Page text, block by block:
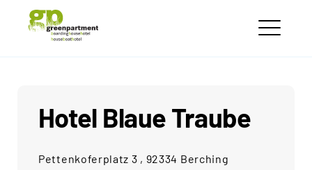
greenpartment
houseboathotels
Hotel Blaue Traube
Pettenkoferplatz 3 , 92334 Berching